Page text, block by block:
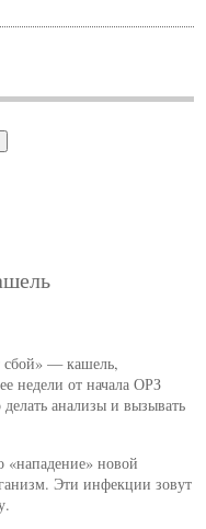
сбой» — кашель,
недели от начала ОРЗ
анализы и вызывать
«нападение» новой
Эти инфекции зовут